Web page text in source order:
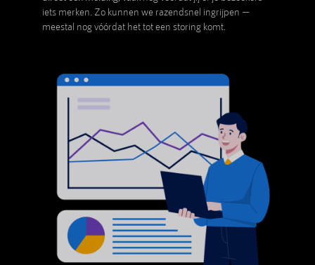
iets merken. Zo kunnen we razendsnel ingrijpen —
meestal nog vóórdat het tot een storing komt.